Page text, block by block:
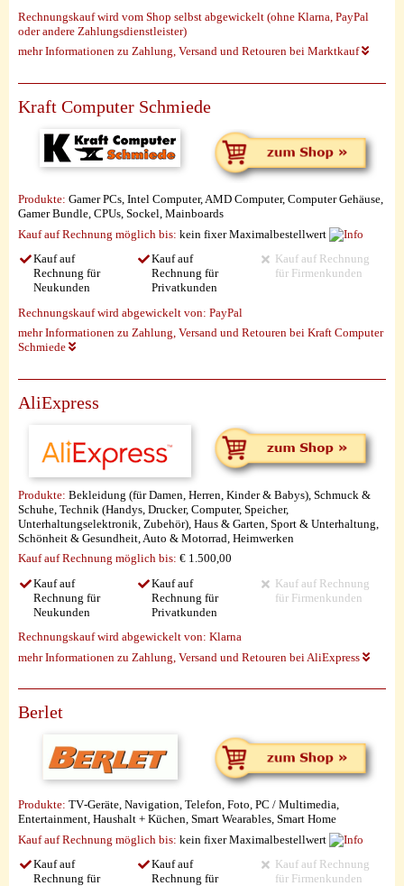
Rechnungskauf wird vom Shop selbst abgewickelt (ohne Klarna, PayPal
oder andere Zahlungsdienstleister)
mehr Informationen zu Zahlung, Versand und Retouren bei Marktkauf
Kraft Computer Schmiede
Produkte: Gamer PCs, Intel Computer, AMD Computer, Computer Gehäuse,
Gamer Bundle, CPUs, Sockel, Mainboards
Kauf auf Rechnung möglich bis: kein fixer Maximalbestellwert
Kauf auf
Rechnung für
Neukunden
Kauf auf
Rechnung für
Privatkunden
Kauf auf Rechnung
für Firmenkunden
Rechnungskauf wird abgewickelt von: PayPal
mehr Informationen zu Zahlung, Versand und Retouren bei Kraft Computer
Schmiede
AliExpress
Produkte: Bekleidung (für Damen, Herren, Kinder & Babys), Schmuck &
Schuhe, Technik (Handys, Drucker, Computer, Speicher,
Unterhaltungselektronik, Zubehör), Haus & Garten, Sport & Unterhaltung,
Schönheit & Gesundheit, Auto & Motorrad, Heimwerken
Kauf auf Rechnung möglich bis: € 1.500,00
Kauf auf
Rechnung für
Neukunden
Kauf auf
Rechnung für
Privatkunden
Kauf auf Rechnung
für Firmenkunden
Rechnungskauf wird abgewickelt von: Klarna
mehr Informationen zu Zahlung, Versand und Retouren bei AliExpress
Berlet
Produkte: TV‑Geräte, Navigation, Telefon, Foto, PC / Multimedia,
Entertainment, Haushalt + Küchen, Smart Wearables, Smart Home
Kauf auf Rechnung möglich bis: kein fixer Maximalbestellwert
Kauf auf
Rechnung für
Kauf auf
Rechnung für
Kauf auf Rechnung
für Firmenkunden